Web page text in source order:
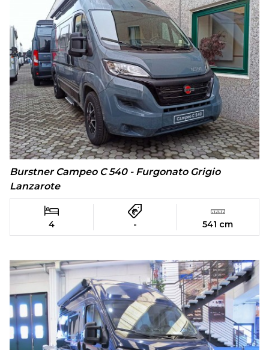
Burstner Campeo C 540 - Furgonato Grigio
Lanzarote
4 - 541 cm